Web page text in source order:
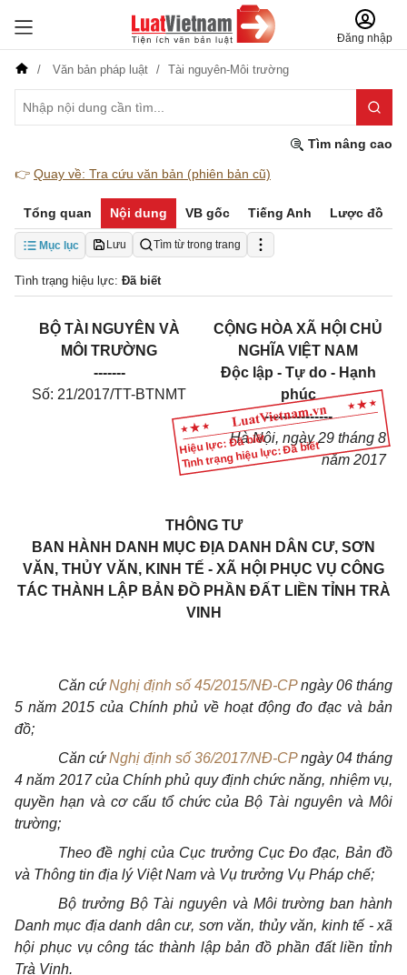
Đăng nhập
Văn bản pháp luật Tài nguyên-Môi trường
Tìm nâng cao
👉 Quay về: Tra cứu văn bản (phiên bản cũ)
Tổng quan Nội dung VB gốc Tiếng Anh Lược đồ
Mục lục Lưu Tìm từ trong trang
Tình trạng hiệu lực: Đã biết
Hiệu lực: Đã biết
Tình trạng hiệu lực: Đã biết
BỘ TÀI NGUYÊN VÀ
MÔI TRƯỜNG
-------
Số: 21/2017/TT-BTNMT
CỘNG HÒA XÃ HỘI CHỦ
NGHĨA VIỆT NAM
Độc lập - Tự do - Hạnh
phúc
---------------
Hà Nội, ngày 29 tháng 8
năm 2017
THÔNG TƯ
BAN HÀNH DANH MỤC ĐỊA DANH DÂN CƯ, SƠN
VĂN, THỦY VĂN, KINH TẾ - XÃ HỘI PHỤC VỤ CÔNG
TÁC THÀNH LẬP BẢN ĐỒ PHẦN ĐẤT LIỀN TỈNH TRÀ
VINH
Căn cứNghị định số 45/2015/NĐ-CPngày 06 tháng
5 năm 2015 của Chính phủ về hoạt động đo đạc và bản
đồ;
Căn cứNghị định số 36/2017/NĐ-CPngày 04 tháng
4 năm 2017 của Chính phủ quy định chức năng, nhiệm vụ,
quyền hạn và cơ cấu tổ chức của Bộ Tài nguyên và Môi
trường;
Theo đề nghị của Cục trưởng Cục Đo đạc, Bản đồ
và Thông tin địa lý Việt Nam và Vụ trưởng Vụ Pháp chế;
Bộ trưởng Bộ Tài nguyên và Môi trường ban hành
Danh mục địa danh dân cư, sơn văn, thủy văn, kinh tế - xã
hội phục vụ công tác thành lập bản đồ phần đất liền tỉnh
Trà Vinh.